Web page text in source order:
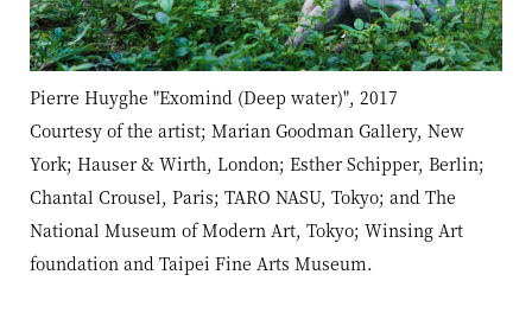
Pierre Huyghe "Exomind (Deep water)", 2017
Courtesy of the artist; Marian Goodman Gallery, New
York; Hauser & Wirth, London; Esther Schipper, Berlin;
Chantal Crousel, Paris; TARO NASU, Tokyo; and The
National Museum of Modern Art, Tokyo; Winsing Art
foundation and Taipei Fine Arts Museum.